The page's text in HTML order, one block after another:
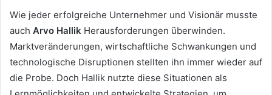
Wie jeder erfolgreiche Unternehmer und Visionär musste
auch Arvo Hallik Herausforderungen überwinden.
Marktveränderungen, wirtschaftliche Schwankungen und
technologische Disruptionen stellten ihn immer wieder auf
die Probe. Doch Hallik nutzte diese Situationen als